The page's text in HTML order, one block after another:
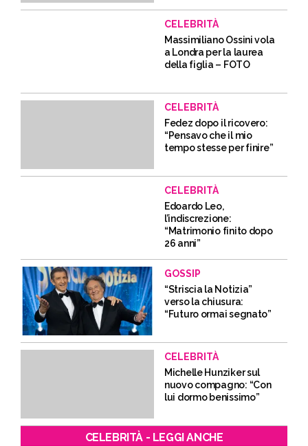
CELEBRITÀ
Massimiliano Ossini vola
a Londra per la laurea
della figlia – FOTO
CELEBRITÀ
Fedez dopo il ricovero:
“Pensavo che il mio
tempo stesse per finire”
CELEBRITÀ
Edoardo Leo,
l’indiscrezione:
“Matrimonio finito dopo
26 anni”
GOSSIP
“Striscia la Notizia”
verso la chiusura:
“Futuro ormai segnato”
CELEBRITÀ
Michelle Hunziker sul
nuovo compagno: “Con
lui dormo benissimo”
CELEBRITÀ - LEGGI ANCHE